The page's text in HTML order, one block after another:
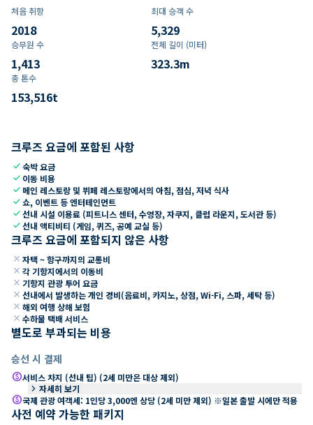
처음 취항
2018
최대 승객 수
5,329
승무원 수
1,413
전체 길이 (미터)
323.3m
총 톤수
153,516t
크루즈 요금에 포함된 사항
check숙박 요금
check 이동 비용
check 메인 레스토랑 및 뷔페 레스토랑에서의 아침, 점심, 저녁 식사
check쇼, 이벤트 등 엔터테인먼트
check선내 시설 이용료 (피트니스 센터, 수영장, 자쿠지, 클럽 라운지, 도서관 등)
check선내 액티비티 (게임, 퀴즈, 공예 교실 등)
크루즈 요금에 포함되지 않은 사항
close 자택 ~ 항구까지의 교통비
close 각 기항지에서의 이동비
close 기항지 관광 투어 요금
close 선내에서 발생하는 개인 경비(음료비, 카지노, 상점, Wi-Fi, 스파, 세탁 등)
close 해외 여행 상해 보험
close 수하물 택배 서비스
별도로 부과되는 비용
승선 시 결제
paid서비스 차지 (선내 팁) (2세 미만은 대상 제외)
keyboard_arrow_right 자세히 보기
paid국제 관광 여객세: 1인당 3,000엔 상당 (2세 미만 제외) ※일본 출발 시에만 적용
사전 예약 가능한 패키지